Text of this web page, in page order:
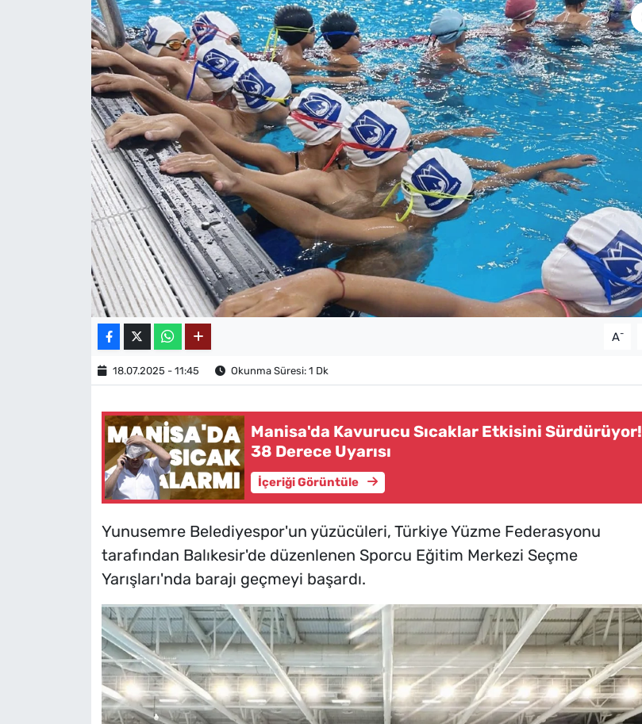
A-
18.07.2025 - 11:45 Okunma Süresi: 1 Dk
Manisa'da Kavurucu Sıcaklar Etkisini Sürdürüyor!
38 Derece Uyarısı
İçeriği Görüntüle
Yunusemre Belediyespor'un yüzücüleri, Türkiye Yüzme Federasyonu
tarafından Balıkesir'de düzenlenen Sporcu Eğitim Merkezi Seçme
Yarışları'nda barajı geçmeyi başardı.
MAGAZİN